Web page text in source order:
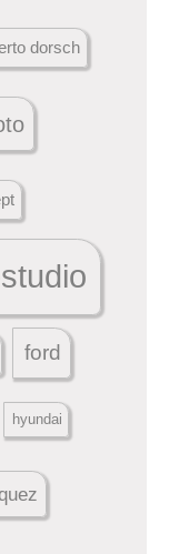
dorsch
ford
hyundai